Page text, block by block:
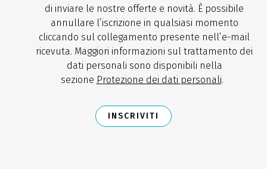
di inviare le nostre offerte e novità. È possibile
annullare l’iscrizione in qualsiasi momento
cliccando sul collegamento presente nell’e-mail
ricevuta. Maggiori informazioni sul trattamento dei
dati personali sono disponibili nella
sezione Protezione dei dati personali.
INSCRIVITI